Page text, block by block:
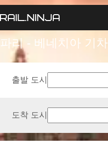
파리 - 베네치아 기차
출발 도시
도착 도시